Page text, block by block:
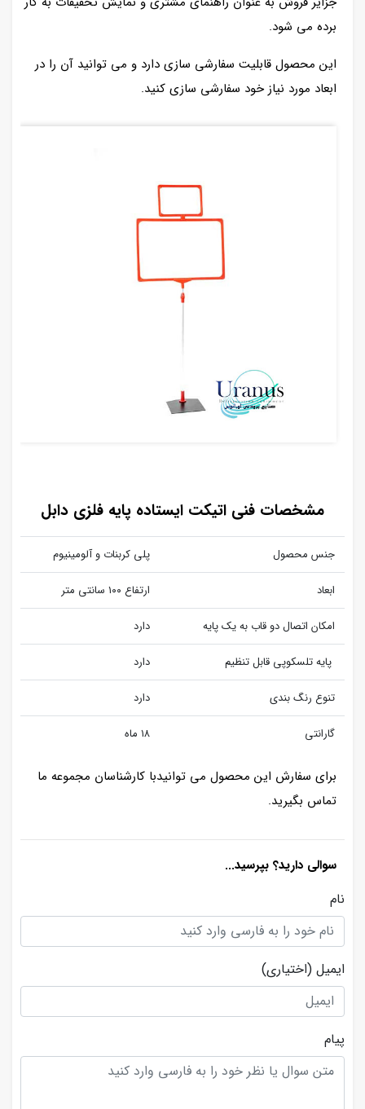
برده می شود.
این محصول قابلیت سفارشی سازی دارد و می توانید آن را در
ابعاد مورد نیاز خود سفارشی سازی کنید.
مشخصات فنی اتیکت ایستاده پایه فلزی دابل
جنس محصول پلی کربنات و آلومینیوم
ابعاد ارتفاع ۱۰۰ سانتی متر
امکان اتصال دو قاب به یک پایه دارد
پایه تلسکوپی قابل تنظیم دارد
تنوع رنگ بندی دارد
گارانتی ۱۸ ماه
برای سفارش این محصول می توانیدبا کارشناسان مجموعه ما
تماس بگیرید.
سوالی دارید؟ بپرسید...
نام
ایمیل (اختیاری)
پیام